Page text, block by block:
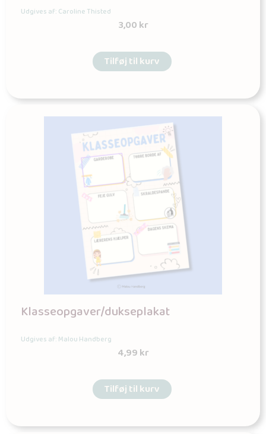
Udgives af: Caroline Thisted
3,00kr
Tilføj til kurv
Klasseopgaver/dukseplakat
Udgives af: Malou Handberg
4,99kr
Tilføj til kurv